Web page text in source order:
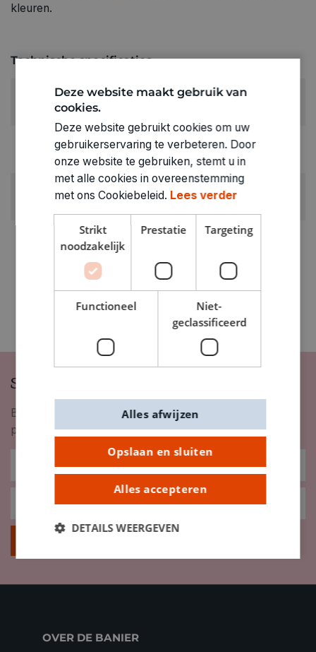
kleuren.
Technische specificaties
RUBRIEK:
Zaklampen en kampeerverlichting
0.065kg
Schrijf je in op onze nieuwsbrief
Blijf op de hoogte van nieuwigheden, inspiratie,
promoties en meer!
OVER DE BANIER
Deze website maakt gebruik van
cookies.
Deze website gebruikt cookies om uw
gebruikerservaring te verbeteren. Door
onze website te gebruiken, stemt u in
met alle cookies in overeenstemming
met ons Cookiebeleid. Lees verder
Strikt
noodzakelijk
Prestatie Targeting
Functioneel
Niet-
geclassificeerd
Opslaan en sluiten
Alles accepteren
Alles afwijzen
DETAILS WEERGEVEN